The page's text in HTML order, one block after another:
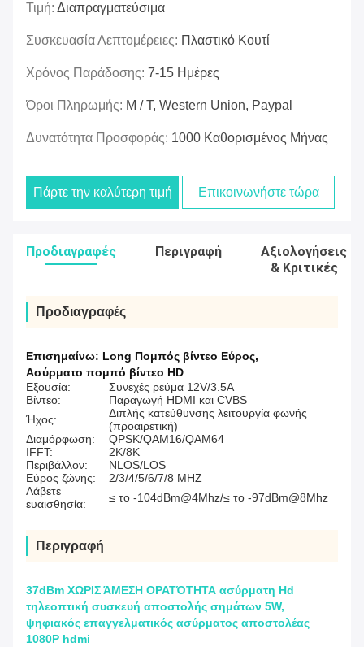
Τιμή: Διαπραγματεύσιμα
Συσκευασία Λεπτομέρειες: Πλαστικό Κουτί
Χρόνος Παράδοσης: 7-15 Ημέρες
Όροι Πληρωμής: Μ / Τ, Western Union, Paypal
Δυνατότητα Προσφοράς: 1000 Καθορισμένος Μήνας
Πάρτε την καλύτερη τιμή Επικοινωνήστε τώρα
Προδιαγραφές Περιγραφή
Αξιολογήσεις
& Κριτικές
Προδιαγραφές
Επισημαίνω: Long Πομπός βίντεο Εύρος,
Ασύρματο πομπό βίντεο HD
Εξουσία:
Συνεχές ρεύμα 12V/3.5A
Βίντεο:
Παραγωγή HDMI και CVBS
Ήχος:
Διπλής κατεύθυνσης λειτουργία φωνής
(προαιρετική)
Διαμόρφωση:
QPSK/QAM16/QAM64
IFFT:
2K/8K
Περιβάλλον:
NLOS/LOS
Εύρος ζώνης:
2/3/4/5/6/7/8 MHZ
Λάβετε
ευαισθησία:
≤ το -104dBm@4Mhz/≤ το -97dBm@8Mhz
Περιγραφή
37dBm ΧΩΡΙΣ ΆΜΕΣΗ ΟΡΑΤΌΤΗΤΑ ασύρματη Hd
τηλεοπτική συσκευή αποστολής σημάτων 5W,
ψηφιακός επαγγελματικός ασύρματος αποστολέας
1080P hdmi